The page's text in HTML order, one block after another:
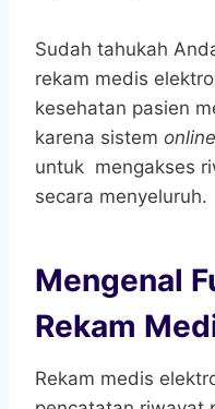
Sudah tahukah
rekam medis
kesehatan pasien
karena sistem online
untuk mengakses
secara menyeluruh.
Mengenal
Rekam
Rekam medis